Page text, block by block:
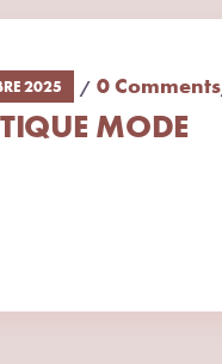
2025 0 Comments
MODE